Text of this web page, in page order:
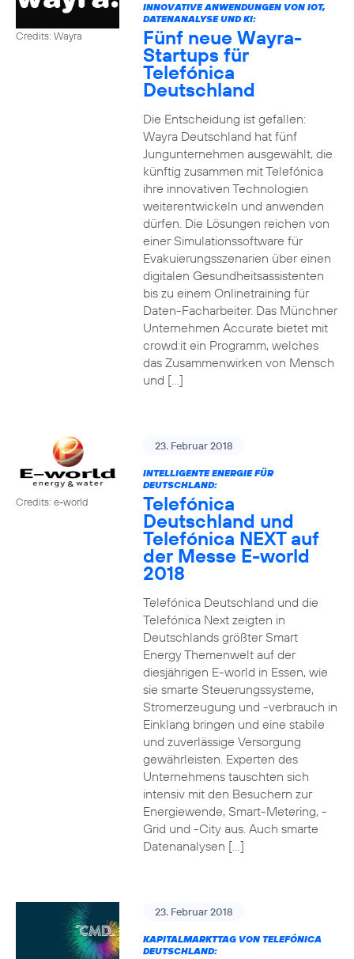
Credits: Wayra
INNOVATIVE ANWENDUNGEN VON IOT,
DATENANALYSE UND KI:
Fünf neue Wayra-
Startups für
Telefónica
Deutschland
Die Entscheidung ist gefallen:
Wayra Deutschland hat fünf
Jungunternehmen ausgewählt, die
künftig zusammen mit Telefónica
ihre innovativen Technologien
weiterentwickeln und anwenden
dürfen. Die Lösungen reichen von
einer Simulationssoftware für
Evakuierungsszenarien über einen
digitalen Gesundheitsassistenten
bis zu einem Onlinetraining für
Daten-Facharbeiter. Das Münchner
Unternehmen Accurate bietet mit
crowd:it ein Programm, welches
das Zusammenwirken von Mensch
und […]
Credits: e-world
23. Februar 2018
INTELLIGENTE ENERGIE FÜR
DEUTSCHLAND:
Telefónica
Deutschland und
Telefónica NEXT auf
der Messe E-world
2018
Telefónica Deutschland und die
Telefónica Next zeigten in
Deutschlands größter Smart
Energy Themenwelt auf der
diesjährigen E-world in Essen, wie
sie smarte Steuerungssysteme,
Stromerzeugung und -verbrauch in
Einklang bringen und eine stabile
und zuverlässige Versorgung
gewährleisten. Experten des
Unternehmens tauschten sich
intensiv mit den Besuchern zur
Energiewende, Smart-Metering, -
Grid und -City aus. Auch smarte
Datenanalysen […]
23. Februar 2018
KAPITALMARKTTAG VON TELEFÓNICA
DEUTSCHLAND: